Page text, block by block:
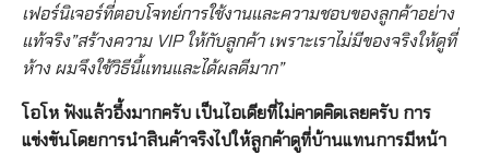
เฟอร์นิเจอร์ที่ตอบโจทย์การใช้งานและความชอบของลูกค้าอย่าง
แท้จริง”สร้างความ VIP ให้กับลูกค้า เพราะเราไม่มีของจริงให้ดูที่
ห้าง ผมจึงใช้วิธีนี้แทนและได้ผลดีมาก”
โอโห ฟังแล้วอึ้งมากครับ เป็นไอเดียที่ไม่คาดคิดเลยครับ การ
แข่งขันโดยการนำสินค้าจริงไปให้ลูกค้าดูที่บ้านแทนการมีหน้า